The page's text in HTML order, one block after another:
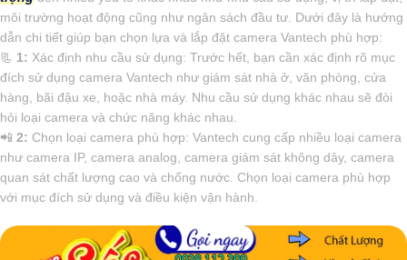
môi trường hoạt động cũng như ngân sách đầu tư. Dưới đây là hướng
dẫn chi tiết giúp bạn chọn lựa và lắp đặt camera Vantech phù hợp:
📃 1: Xác định nhu cầu sử dụng: Trước hết, bạn cần xác định rõ mục
đích sử dụng camera Vantech như giám sát nhà ở, văn phòng, cửa
hàng, bãi đậu xe, hoặc nhà máy. Nhu cầu sử dụng khác nhau sẽ đòi
hỏi loại camera và chức năng khác nhau.
📲 2: Chọn loại camera phù hợp: Vantech cung cấp nhiều loại camera
như camera IP, camera analog, camera giám sát không dây, camera
quan sát chất lượng cao và chống nước. Chọn loại camera phù hợp
với mục đích sử dụng và điều kiện vận hành.